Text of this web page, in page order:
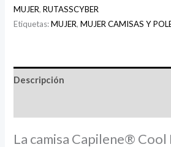
MUJER,RUTASSCYBER
Etiquetas:MUJER,MUJER CAMISAS Y
Descripción
La camisa Capilene®